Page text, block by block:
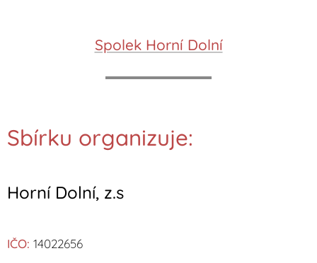
Spolek Horní Dolní
Sbírku organizuje:
Horní Dolní, z.s
IČO: 14022656